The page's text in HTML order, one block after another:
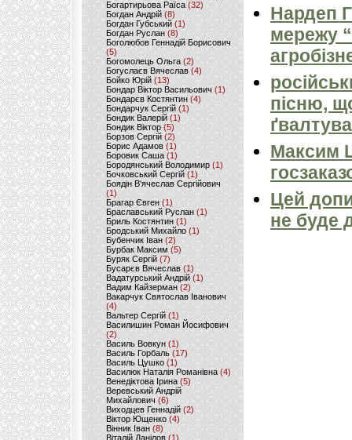
Богартирьова Раїса (32)
Богдан Андрій(8)
Богдан Губський (1)
Богдан Руслан(8)
Боголюбов Геннадій Борисович
(5)
Богомолець Ольга (2)
Богуслаєв Вячеслав (4)
Бойко Юрій (13)
Бондар Віктор Васильович (1)
Бондарєв Костянтин (4)
Бондарчук Сергій(1)
Бондик Валерій (1)
Бондик Віктор(5)
Борзов Сергiй (2)
Борис Адамов(1)
Боровик Саша (1)
Бородянський Володимир (1)
Бочковський Сергій (1)
Боядін В'ячеслав Сергійович
(1)
Брагар Євген (1)
Браславський Руслан (1)
Бриль Костянтин (1)
Бродський Михайло (1)
Бубенчик Іван(2)
Бурбак Максим (5)
Буряк Сергій (7)
Бусарєв Вячеслав (1)
Вадатурський Андрій (1)
Вадим Кайзерман (2)
Вакарчук Святослав Іванович
(4)
Вальтер Сергій (1)
Василишин Роман Йосифович
(2)
Василь Вовкун (1)
Василь Горбаль (17)
Василь Цушко (1)
Василюк Наталія Романівна (4)
Венедіктова Ірина(5)
Веревський Андрій
Михайлович (6)
Виходцев Геннадій (2)
Віктор Ющенко (4)
Вінник Іван (8)
Віталій Данілов (1)
Нардеп
мережу
пісню,
Максим
Цей
не буде